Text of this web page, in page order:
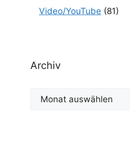
Video/YouTube (81)
Archiv
Archiv